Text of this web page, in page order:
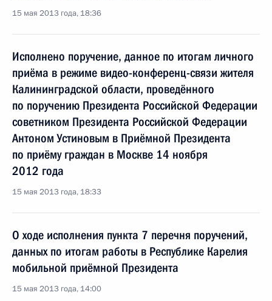
15 мая 2013 года, 18:36
Исполнено поручение, данное по итогам личного
приёма в режиме видео-конференц-связи жителя
Калининградской области, проведённого
по поручению Президента Российской Федерации
советником Президента Российской Федерации
Антоном Устиновым в Приёмной Президента
по приёму граждан в Москве 14 ноября
2012 года
15 мая 2013 года, 18:33
О ходе исполнения пункта 7 перечня поручений,
данных по итогам работы в Республике Карелия
мобильной приёмной Президента
15 мая 2013 года, 14:00